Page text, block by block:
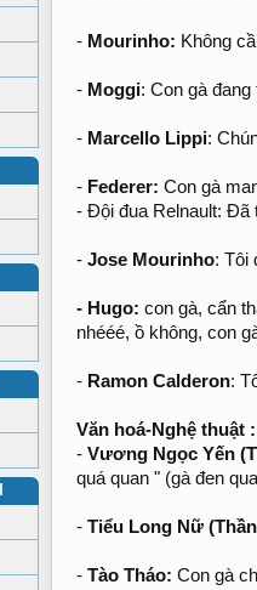
- Mourinho: Không
- Moggi: Con gà
- Marcello Lippi:
- Federer: Con gà
- Ðội đua Relnault: Ðã
- Jose Mourinho: Tôi
- Hugo: con gà, cẩn
nhééé, ồ không, con
- Ramon Calderon:
Văn hoá-Nghệ thuật :
- Vương Ngọc Yến
quá quan " (gà đen
- Tiểu Long Nữ
- Tào Tháo: Con gà